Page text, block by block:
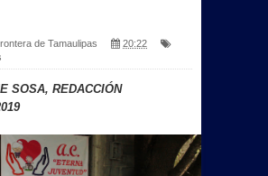
de Tamaulipas
20:22
SOSA, REDACCIÓN